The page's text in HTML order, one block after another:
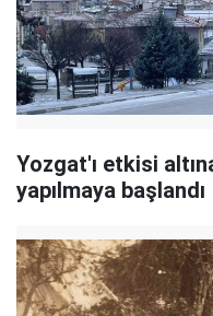
Yozgat'ı etkisi
yapılmaya başlandı